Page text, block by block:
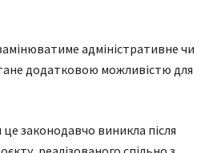
адміністративне чи
додатковою можливістю для
це законодавчо виникла після